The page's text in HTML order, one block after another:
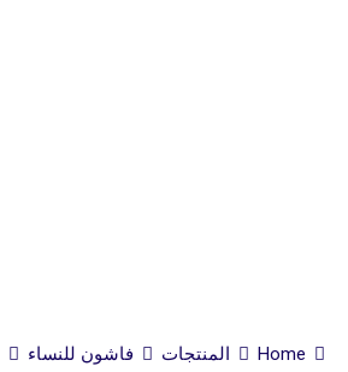
Home المنتجات فاشون للنساء